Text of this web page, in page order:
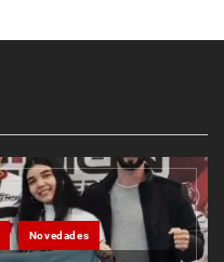
Novedades